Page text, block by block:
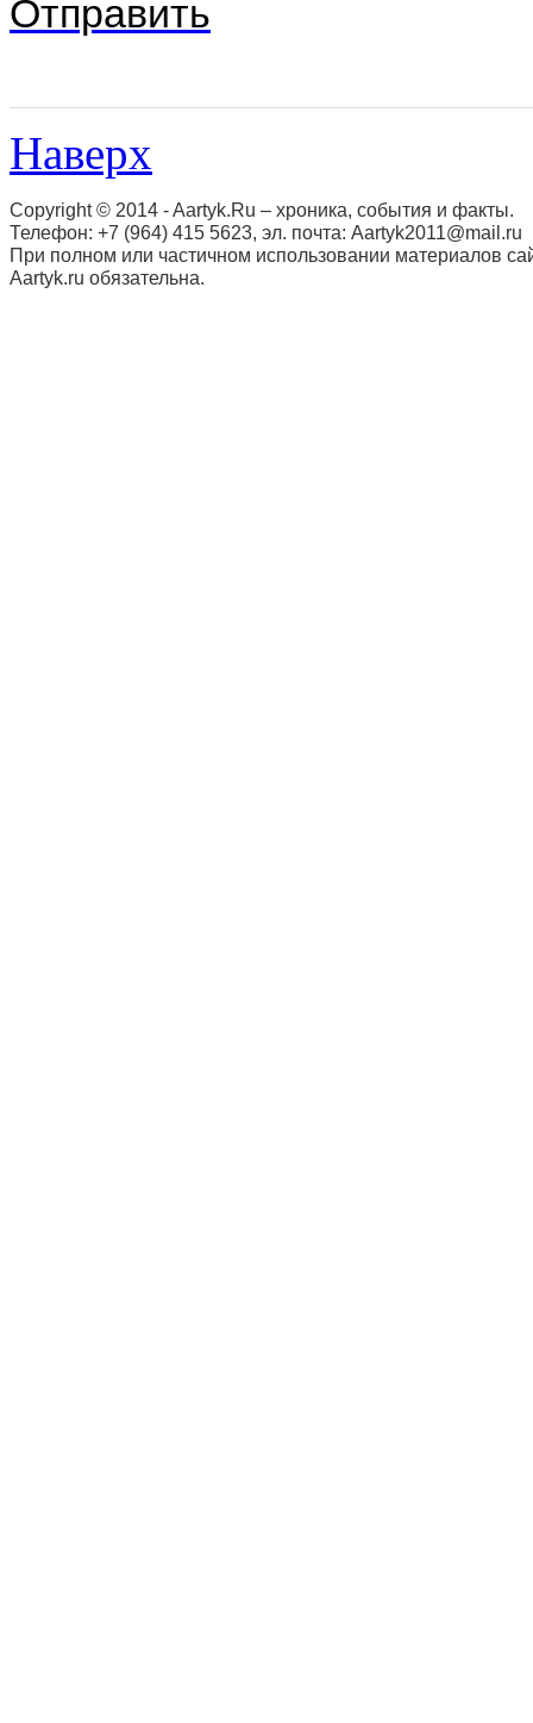
Отправить
Наверх
Copyright © 2014 - Aartyk.Ru – хроника, события и факты.
Телефон: +7 (964) 415 5623, эл. почта: Aartyk2011@mail.ru
При полном или частичном использовании материалов
Aartyk.ru oбязательна.